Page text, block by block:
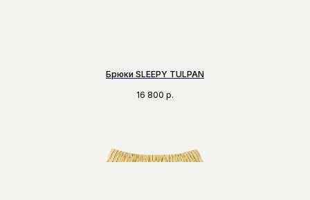
Брюки SLEEPY TULPAN
16 800 р.